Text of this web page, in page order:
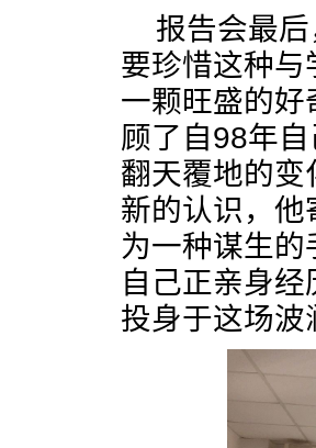
报告会最
要珍惜这种
一颗旺盛的
顾了自98年
翻天覆地的
新的认识，
为一种谋生
自己正亲身
投身于这场